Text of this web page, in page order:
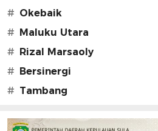
# Okebaik
# Maluku Utara
# Rizal Marsaoly
# Bersinergi
# Tambang